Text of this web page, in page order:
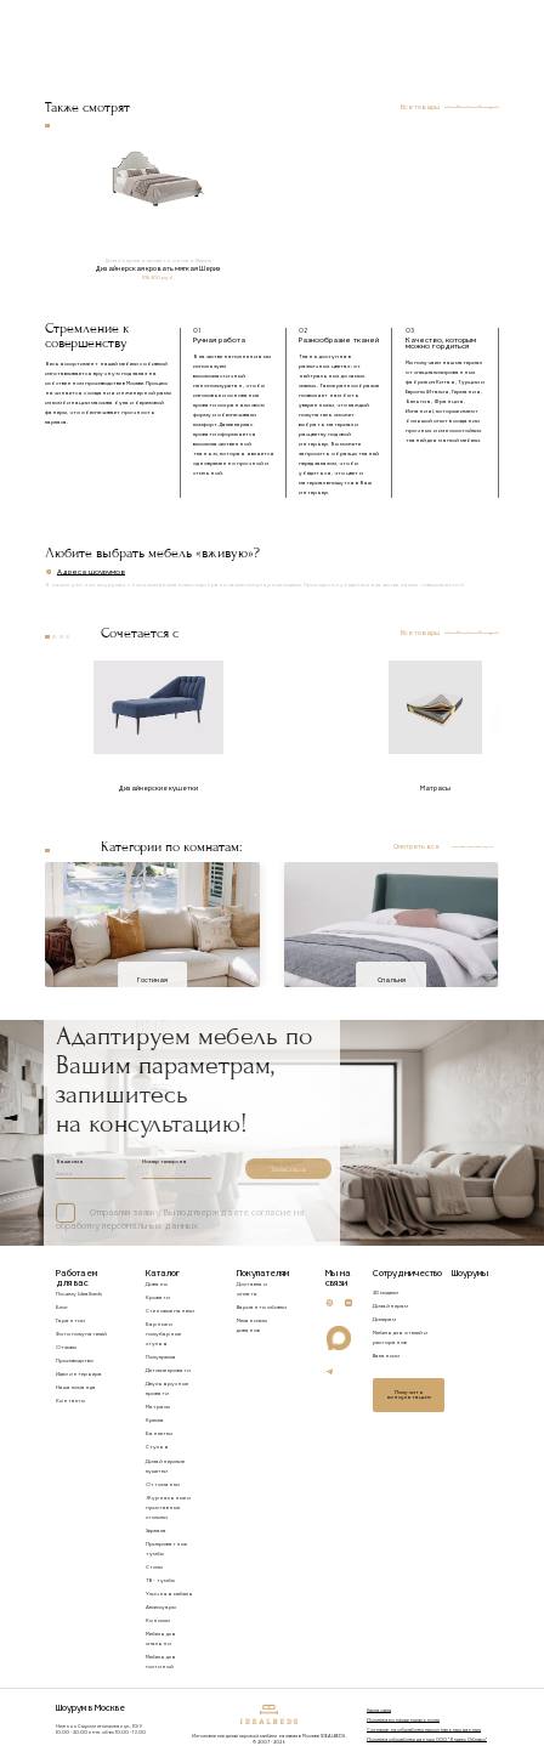
Также смотрят Все товары
Дизайнерская кровать мягкая Шериз
Дизайнерская кровать мягкая Шериз
106 300 руб.
Стремление к
совершенству
Весь ассортимент нашей мебели с обивкой
изготавливается вручную под заказ на
собственном производстве в Москве. Процесс
начинается с создания инженерной рамы
из комбинации массива бука и березовой
фанеры, что обеспечивает прочность
каркаса.
01
Ручная работа
В качестве наполнения мы
используем
высокоэластичный
пенополиуретан, чтобы
изголовье и основание
кровати сохраняли свою
форму и обеспечивали
комфорт. Далее каркас
кровати оформляется
высококачественной
тканью, которая является
одновременно прочной и
стильной.
02
Разнообразие тканей
Ткань доступна в
различных цветах: от
нейтральных до самых
смелых. Такое разнообразие
позволяет нам быть
уверенными, что каждый
покупатель сможет
выбрать материал и
расцветку под свой
интерьер. Вы можете
запросить образцы тканей
перед заказом, чтобы
убедиться, что цвет и
материал впишутся в Ваш
интерьер.
03
Качество, которым
можно гордиться
Мы получаем наш материал
от специализированных
фабрик из Китая, Турции и
Европы (Италия, Германия,
Бельгия, Франция,
Испания), которые имеют
большой опыт в создании
прочных и износостойких
тканей для мягкой мебели.
Любите выбрать мебель «вживую»?
Адреса шоурумов
В наших уютных шоурумах с большим вниманием подобраны самые популярные модели. Приходите и убедитесь в качестве наших товаров лично!
Сочетается с Все товары
Дизайнерские кушетки Матрасы
Категории по комнатам: Смотреть все
Гостиная Спальня
Адаптируем мебель по
Вашим параметрам,
запишитесь
на консультацию!
Ваше имя Номер телефона
Записаться
Отправляя заявку, Вы подтверждаете согласие на
обработку персональных данных
Работаем
для вас
Почему Idealbeds
Блог
Гарантии
Фото покупателей
Отзывы
Производство
Идеи интерьера
Наша команда
Контакты
Каталог
Диваны
Кровати
Стеновые панели
Барные и
полубарные
стулья
Полукресла
Детские кровати
Двухъярусные
кровати
Матрасы
Кресла
Банкетки
Стулья
Дизайнерские
кушетки
Оттоманки
Журнальные и
приставные
столики
Зеркала
Прикроватные
тумбы
Столы
ТВ - тумбы
Уличная мебель
Аксессуары
Консоли
Мебель для
спальни
Мебель для
гостиной
Покупателям
Доставка и
оплата
Варианты обивки
Механизмы
диванов
Мы на
связи
Сотрудничество
3D модели
Дизайнерам
Дилерам
Мебель для отелей и
ресторанов
Вакансии
Получить
консультацию
Шоурумы
Шоурум в Москве
Нижняя Сыромятническая ул., 10/9
10.00 - 20.00 пн-пт, сб-вс 10.00 - 19.00
Изготовление дизайнерской мебели на заказ в Москве IDEALBEDS.
© 2007 - 2026
Карта сайта
Политика конфиденциальности
Согласие на обработку персональных данных
Политика обработки данных ООО "Яндекс Облако"